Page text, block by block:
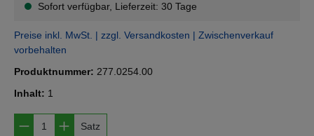
Sofort verfügbar, Lieferzeit: 30 Tage
Preise inkl. MwSt. | zzgl. Versandkosten | Zwischenverkauf
vorbehalten
Produktnummer: 277.0254.00
Inhalt: 1
Produkt Anzahl: Gib den gewünschten
Satz